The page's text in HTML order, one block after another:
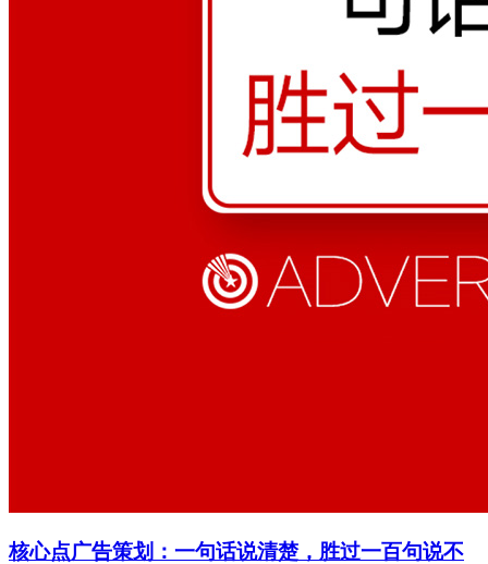
核心点广告策划：一句话说清楚，胜过一百句说不